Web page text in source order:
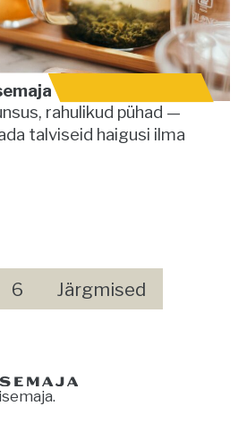
rahulikud pühad —
talviseid haigusi ilma
6 Järgmised